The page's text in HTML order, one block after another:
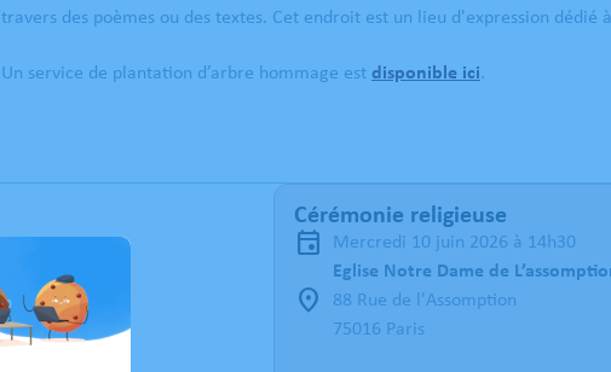
travers des poèmes ou des textes. Cet endroit est un lieu d'expression dédié
Un service de plantation d’arbre hommage est disponible ici.
Cérémonie religieuse
mercredi 10 juin 2026 à 14h30
Eglise Notre Dame de
88 Rue de l'Assomption
75016 Paris